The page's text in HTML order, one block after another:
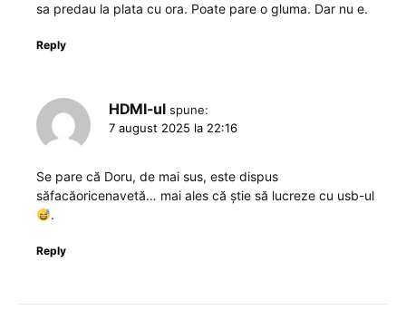
sa predau la plata cu ora. Poate pare o gluma. Dar nu e.
Reply
HDMI-ul spune:
7 august 2025 la 22:16
Se pare că Doru, de mai sus, este dispus
săfacăoricenavetă… mai ales că știe să lucreze cu usb-ul
.
Reply